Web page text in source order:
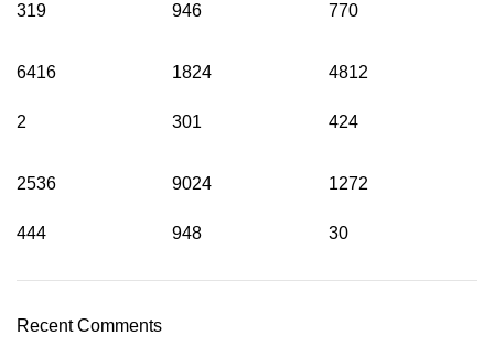
319 946 770
6416
2
1824
301
4812
424
2536
444
9024
948
1272
30
Recent Comments